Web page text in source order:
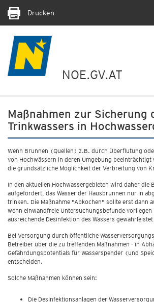
Drucken
NOE.GV.AT
Maßnahmen zur Sicherung
Trinkwassers in
Wenn Brunnen (Quellen) z.B. durch Überflutung
von Hochwässern in deren Umgebung
die grundsätzliche Möglichkeit der Verbreitung von
In den aktuellen Hochwassergebieten wird daher die
aufgefordert, das Wasser der Hausbrunnen nur in
trinken. Die Maßnahme "Abkochen" sollte erst dann
wenn einwandfreie Untersuchungsbefunde vorliegen
ausreichende Desinfektion des Wassers
Bei Versorgung durch öffentliche
Betreiber über die zu treffenden Maßnahmen - in
Gefährdungspotentials für Wasserspender (und
entscheiden.
Solche Maßnahmen können sein:
Die Desinfektionsanlagen der